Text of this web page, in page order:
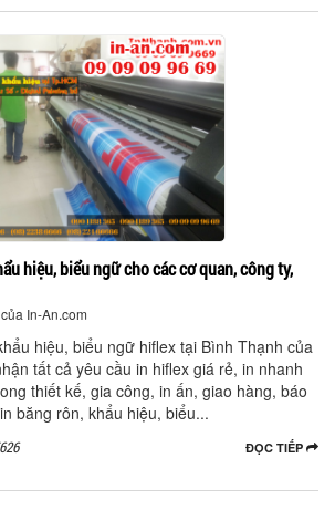
hiệu, biểu ngữ cho các cơ quan, công ty,
In-An.com
hiệu, biểu ngữ hiflex tại Bình Thạnh của
tất cả yêu cầu in hiflex giá rẻ, in nhanh
thiết kế, gia công, in ấn, giao hàng, báo
băng rôn, khẩu hiệu, biểu...
ĐỌC TIẾP